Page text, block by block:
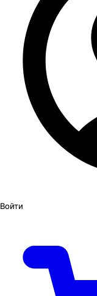
Войти